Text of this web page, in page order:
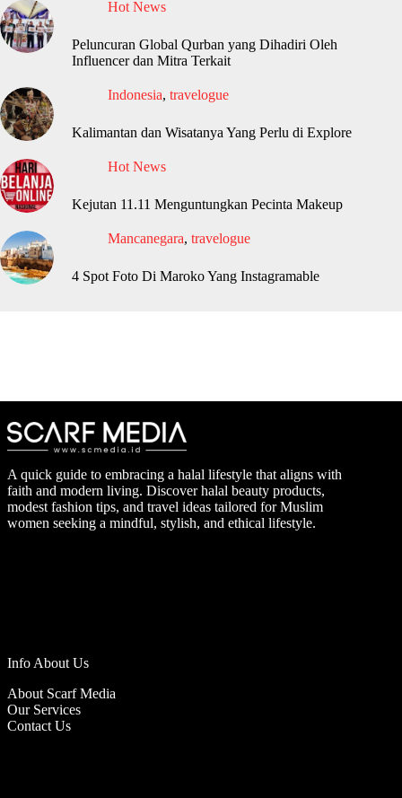
Hot News
Peluncuran Global Qurban yang Dihadiri Oleh
Influencer dan Mitra Terkait
Indonesia, travelogue
Kalimantan dan Wisatanya Yang Perlu di Explore
Hot News
Kejutan 11.11 Menguntungkan Pecinta Makeup
Mancanegara, travelogue
4 Spot Foto Di Maroko Yang Instagramable
A quick guide to embracing a halal lifestyle that aligns with
faith and modern living. Discover halal beauty products,
modest fashion tips, and travel ideas tailored for Muslim
women seeking a mindful, stylish, and ethical lifestyle.
Info About Us
About Scarf Media
Our Services
Contact Us